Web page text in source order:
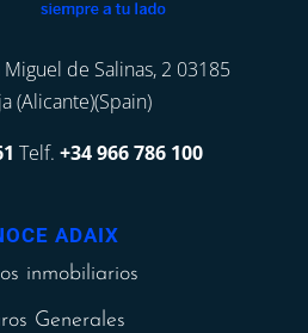
Miguel de Salinas, 2 03185
(Alicante)(Spain)
Telf.+34 966 786 100
ADAIX
inmobiliarios
Generales